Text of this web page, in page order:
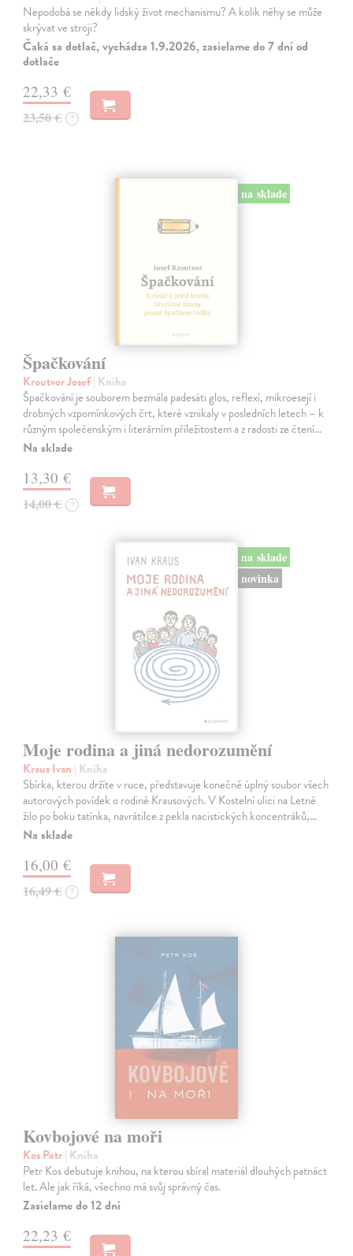
Nepodobá se někdy lidský život mechanismu? A kolik něhy se může
skrývat ve stroji?
Čaká sa dotlač, vychádza 1.9.2026, zasielame do 7 dní od
dotlače
22,33 €
23,50 € ?
na sklade
Špačkování
Kroutvor Josef| Kniha
Špačkování je souborem bezmála padesáti glos, reflexí, mikroesejí i
drobných vzpomínkových črt, které vznikaly v posledních letech – k
různým společenským i literárním příležitostem a z radosti ze čtení…
Na sklade
13,30 €
14,00 € ?
na sklade
novinka
Moje rodina a jiná nedorozumění
Kraus Ivan | Kniha
Sbírka, kterou držíte v ruce, představuje konečně úplný soubor všech
autorových povídek o rodině Krausových. V Kostelní ulici na Letné
žilo po boku tatínka, navrátilce z pekla nacistických koncentráků,…
Na sklade
16,00 €
16,49 € ?
Kovbojové na moři
Kos Petr| Kniha
Petr Kos debutuje knihou, na kterou sbíral materiál dlouhých patnáct
let. Ale jak říká, všechno má svůj správný čas.
Zasielame do 12 dní
22,23 €